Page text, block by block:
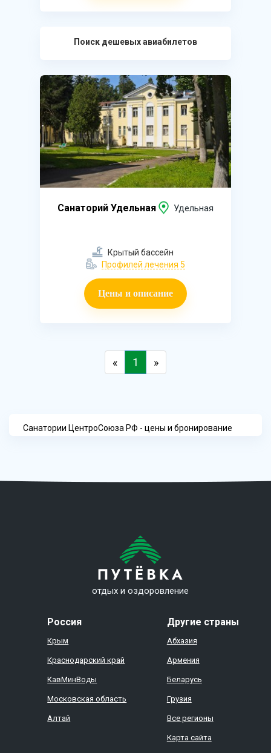
Поиск дешевых авиабилетов
Санаторий Удельная Удельная
Крытый бассейн
Профилей лечения 5
Цены и описание
« 1 »
Cанатории ЦентроСоюза РФ - цены и бронирование
отдых и оздоровление
Россия
Крым
Краснодарский край
КавМинВоды
Московская область
Алтай
Другие страны
Абхазия
Армения
Беларусь
Грузия
Все регионы
Карта сайта